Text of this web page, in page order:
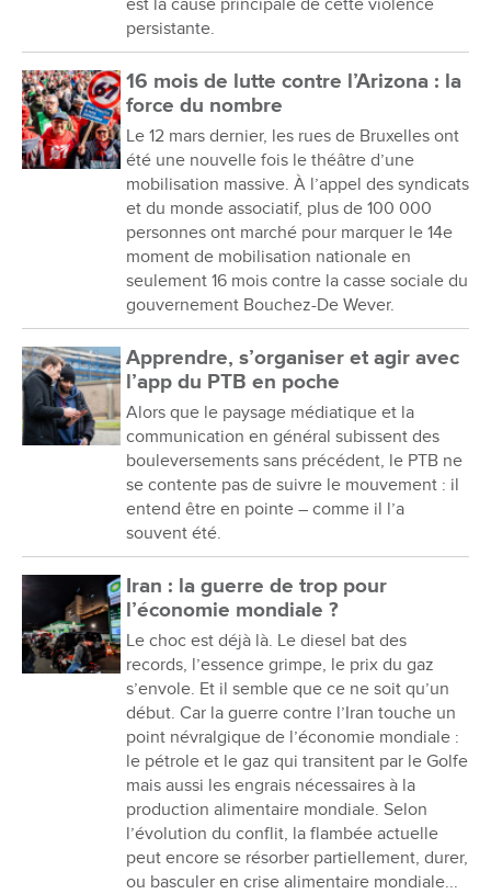
persistante.
16 mois de lutte contre l’Arizona : la
force du nombre
Le 12 mars dernier, les rues de Bruxelles ont
été une nouvelle fois le théâtre d’une
mobilisation massive. À l’appel des syndicats
et du monde associatif, plus de 100 000
personnes ont marché pour marquer le 14e
moment de mobilisation nationale en
seulement 16 mois contre la casse sociale du
gouvernement Bouchez-De Wever.
Apprendre, s’organiser et agir avec
l’app du PTB en poche
Alors que le paysage médiatique et la
communication en général subissent des
bouleversements sans précédent, le PTB ne
se contente pas de suivre le mouvement : il
entend être en pointe – comme il l’a
souvent été.
Iran : la guerre de trop pour
l’économie mondiale ?
Le choc est déjà là. Le diesel bat des
records, l’essence grimpe, le prix du gaz
s’envole. Et il semble que ce ne soit qu’un
début. Car la guerre contre l’Iran touche un
point névralgique de l’économie mondiale :
le pétrole et le gaz qui transitent par le Golfe
mais aussi les engrais nécessaires à la
production alimentaire mondiale. Selon
l’évolution du conflit, la flambée actuelle
peut encore se résorber partiellement, durer,
ou basculer en crise alimentaire mondiale...